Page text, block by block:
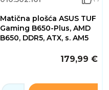
Matična plošća ASUS TUF
Gaming B650-Plus, AMD
B650, DDR5, ATX, s. AM5
179,99 €